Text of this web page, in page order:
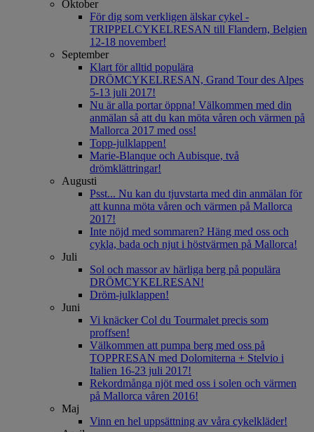
Oktober
För dig som verkligen älskar cykel -
TRIPPELCYKELRESAN till Flandern, Belgien
12-18 november!
September
Klart för alltid populära
DRÖMCYKELRESAN, Grand Tour des Alpes
5-13 juli 2017!
Nu är alla portar öppna! Välkommen med din
anmälan så att du kan möta våren och värmen på
Mallorca 2017 med oss!
Topp-julklappen!
Marie-Blanque och Aubisque, två
drömklättringar!
Augusti
Psst... Nu kan du tjuvstarta med din anmälan för
att kunna möta våren och värmen på Mallorca
2017!
Inte nöjd med sommaren? Häng med oss och
cykla, bada och njut i höstvärmen på Mallorca!
Juli
Sol och massor av härliga berg på populära
DRÖMCYKELRESAN!
Dröm-julklappen!
Juni
Vi knäcker Col du Tourmalet precis som
proffsen!
Välkommen att pumpa berg med oss på
TOPPRESAN med Dolomiterna + Stelvio i
Italien 16-23 juli 2017!
Rekordmånga njöt med oss i solen och värmen
på Mallorca våren 2016!
Maj
Vinn en hel uppsättning av våra cykelkläder!